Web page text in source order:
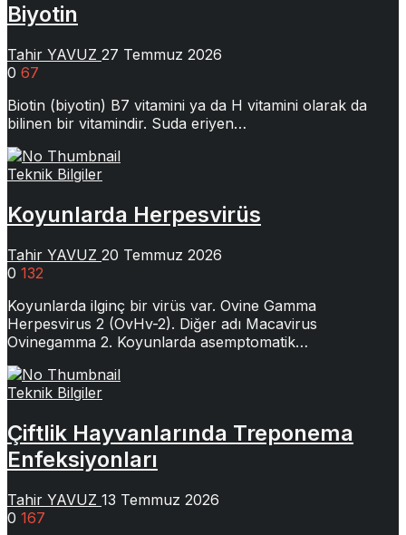
Biyotin
Tahir YAVUZ 27 Temmuz 2026
0 67
Biotin (biyotin) B7 vitamini ya da H vitamini olarak da
bilinen bir vitamindir. Suda eriyen…
Teknik Bilgiler
Koyunlarda Herpesvirüs
Tahir YAVUZ 20 Temmuz 2026
0 132
Koyunlarda ilginç bir virüs var. Ovine Gamma
Herpesvirus 2 (OvHv-2). Diğer adı Macavirus
Ovinegamma 2. Koyunlarda asemptomatik…
Teknik Bilgiler
Çiftlik Hayvanlarında Treponema
Enfeksiyonları
Tahir YAVUZ 13 Temmuz 2026
0 167